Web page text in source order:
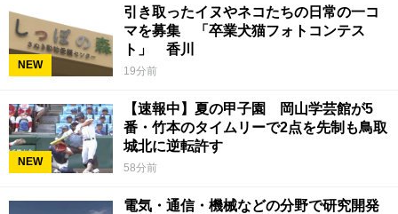
NEW
引き取ったイヌやネコたちの日常の一コ
マを募集 「卒業犬猫フォトコンテス
ト」 香川
19分前
NEW
【速報中】夏の甲子園 岡山学芸館が5
番・竹本のタイムリーで2点を先制も鳥取
城北に逆転許す
58分前
電気・通信・機械などの分野で研究開発